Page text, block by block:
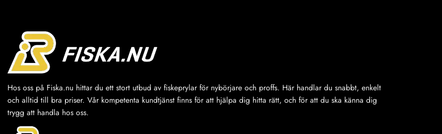
Hos oss på Fiska.nu hittar du ett stort utbud av fiskeprylar för nybörjare och proffs. Här handlar du snabbt, enkelt
och alltid till bra priser. Vår kompetenta kundtjänst finns för att hjälpa dig hitta rätt, och för att du ska känna dig
trygg att handla hos oss.